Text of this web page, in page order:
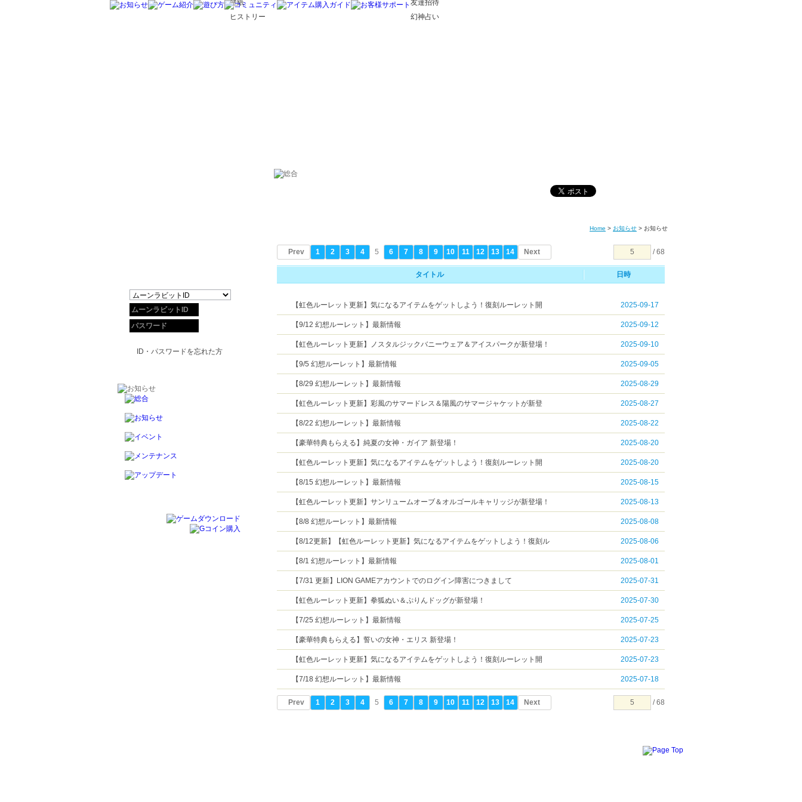
壁紙
ヒストリー
友達招待
幻神占い
Home > お知らせ > お知らせ
Prev 1 2 3 4 5 6 7 8 9 10 11 12 13 14 Next / 68
タイトル 日時
【虹色ルーレット更新】気になるアイテムをゲットしよう！復刻ルーレット開
催！
2025-09-17
【9/12 幻想ルーレット】最新情報 2025-09-12
【虹色ルーレット更新】ノスタルジックバニーウェア＆アイスパークが新登場！ 2025-09-10
【9/5 幻想ルーレット】最新情報 2025-09-05
【8/29 幻想ルーレット】最新情報 2025-08-29
【虹色ルーレット更新】彩風のサマードレス＆陽風のサマージャケットが新登
場！
2025-08-27
【8/22 幻想ルーレット】最新情報 2025-08-22
【豪華特典もらえる】純夏の女神・ガイア 新登場！ 2025-08-20
【虹色ルーレット更新】気になるアイテムをゲットしよう！復刻ルーレット開
催！
2025-08-20
【8/15 幻想ルーレット】最新情報 2025-08-15
【虹色ルーレット更新】サンリュームオーブ＆オルゴールキャリッジが新登場！ 2025-08-13
【8/8 幻想ルーレット】最新情報 2025-08-08
【8/12更新】【虹色ルーレット更新】気になるアイテムをゲットしよう！復刻ル
ーレット開催！
2025-08-06
【8/1 幻想ルーレット】最新情報 2025-08-01
【7/31 更新】LION GAMEアカウントでのログイン障害につきまして 2025-07-31
【虹色ルーレット更新】拳狐ぬい＆ぷりんドッグが新登場！ 2025-07-30
【7/25 幻想ルーレット】最新情報 2025-07-25
【豪華特典もらえる】誓いの女神・エリス 新登場！ 2025-07-23
【虹色ルーレット更新】気になるアイテムをゲットしよう！復刻ルーレット開
催！
2025-07-23
【7/18 幻想ルーレット】最新情報 2025-07-18
Prev 1 2 3 4 5 6 7 8 9 10 11 12 13 14 Next / 68
ID・パスワードを忘れた方